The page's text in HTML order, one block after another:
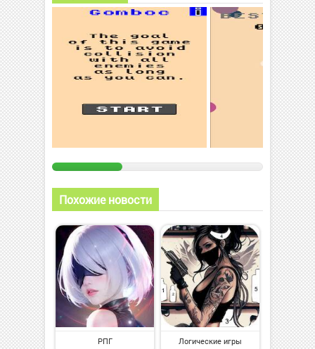
Похожие новости
РПГ Логические игры